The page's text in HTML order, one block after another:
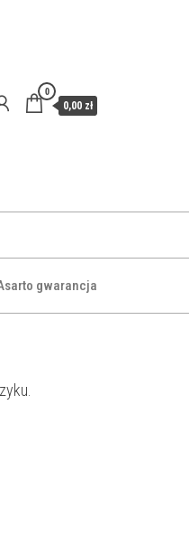
0
0,00 zł
gwarancja